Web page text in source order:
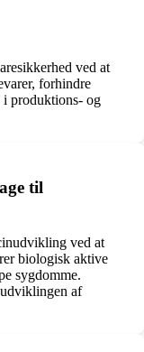
ved at
forhindre
i produktions- og
til
ved at
biologisk aktive
sygdomme.
af